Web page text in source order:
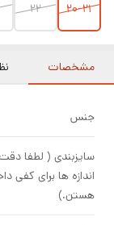
۲۰-۲۱ ۲۲
مشخصات
جنس
سایزبندی ( لطفا
اندازه ها برای کفی
هستن.)